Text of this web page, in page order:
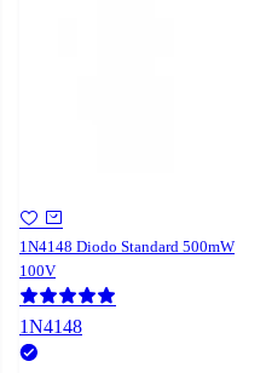
1N4148 Diodo Standard 500mW
100V
1N4148